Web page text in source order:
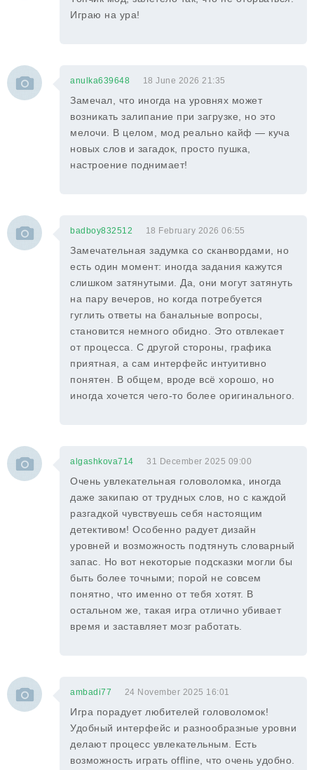
Играю на ура!
anulka639648 18 June 2026 21:35
Замечал, что иногда на уровнях может
возникать залипание при загрузке, но это
мелочи. В целом, мод реально кайф — куча
новых слов и загадок, просто пушка,
настроение поднимает!
badboy832512 18 February 2026 06:55
Замечательная задумка со сканвордами, но
есть один момент: иногда задания кажутся
слишком затянутыми. Да, они могут затянуть
на пару вечеров, но когда потребуется
гуглить ответы на банальные вопросы,
становится немного обидно. Это отвлекает
от процесса. С другой стороны, графика
приятная, а сам интерфейс интуитивно
понятен. В общем, вроде всё хорошо, но
иногда хочется чего-то более оригинального.
algashkova714 31 December 2025 09:00
Очень увлекательная головоломка, иногда
даже закипаю от трудных слов, но с каждой
разгадкой чувствуешь себя настоящим
детективом! Особенно радует дизайн
уровней и возможность подтянуть словарный
запас. Но вот некоторые подсказки могли бы
быть более точными; порой не совсем
понятно, что именно от тебя хотят. В
остальном же, такая игра отлично убивает
время и заставляет мозг работать.
ambadi77 24 November 2025 16:01
Игра порадует любителей головоломок!
Удобный интерфейс и разнообразные уровни
делают процесс увлекательным. Есть
возможность играть offline, что очень удобно.